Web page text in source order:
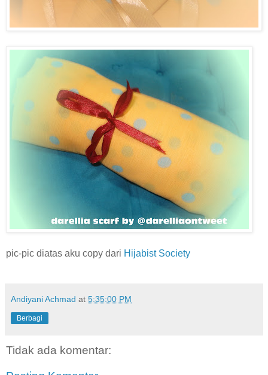
pic-pic diatas aku copy dari Hijabist Society
Andiyani Achmad at 5:35:00 PM
Berbagi
Tidak ada komentar: